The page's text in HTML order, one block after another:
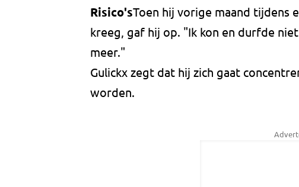
Risico'sToen hij vorige maand tijdens
kreeg, gaf hij op. "Ik kon en durfde
meer."
Gulickx zegt dat hij zich gaat
worden.